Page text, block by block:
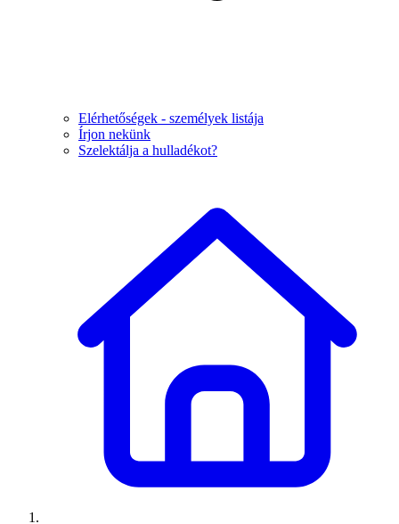
Elérhetőségek - személyek listája
Írjon nekünk
Szelektálja a hulladékot?